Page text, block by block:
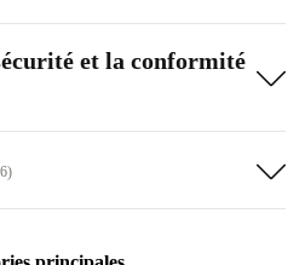
et la conformité